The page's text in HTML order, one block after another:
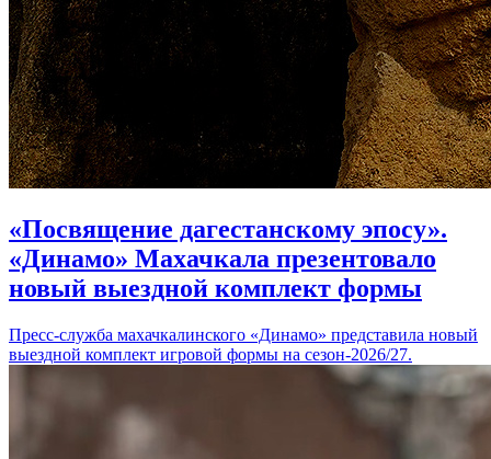
«Посвящение дагестанскому эпосу».
«Динамо» Махачкала презентовало
новый выездной комплект формы
Пресс-служба махачкалинского «Динамо» представила новый
выездной комплект игровой формы на сезон-2026/27.